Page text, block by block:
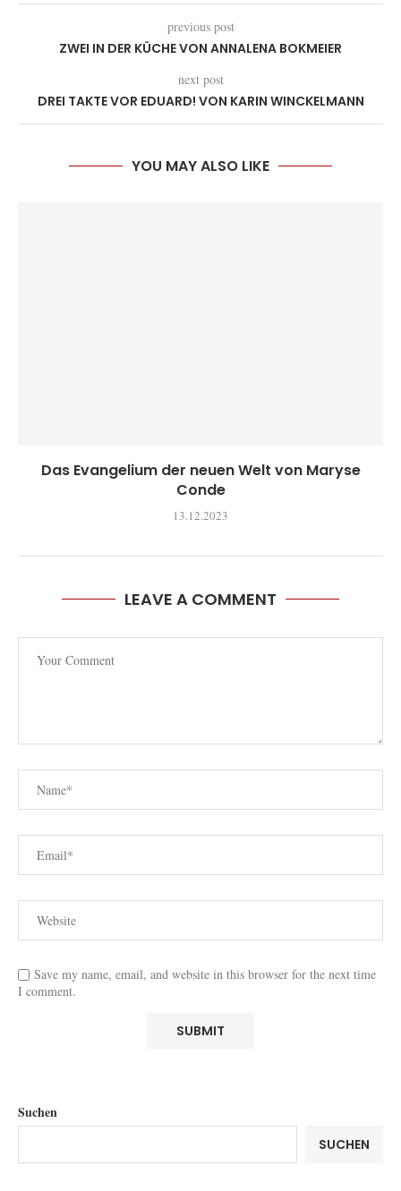
previous post
ZWEI IN DER KÜCHE VON ANNALENA BOKMEIER
next post
DREI TAKTE VOR EDUARD! VON KARIN WINCKELMANN
YOU MAY ALSO LIKE
Das Evangelium der neuen Welt von Maryse
Conde
13.12.2023
LEAVE A COMMENT
Save my name, email, and website in this browser for the next time
I comment.
Suchen
SUCHEN